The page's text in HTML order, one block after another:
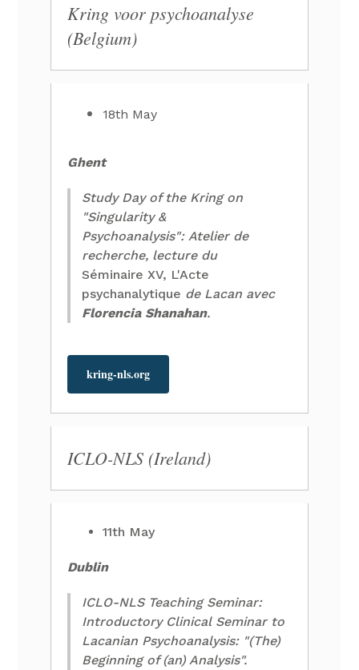
Kring voor psychoanalyse
(Belgium)
18th May
Ghent
Study Day of the Kring on
"Singularity &
Psychoanalysis": Atelier de
recherche, lecture du
Séminaire XV, L'Acte
psychanalytique de Lacan avec
Florencia Shanahan.
kring-nls.org
ICLO-NLS (Ireland)
11th May
Dublin
ICLO-NLS Teaching Seminar:
Introductory Clinical Seminar to
Lacanian Psychoanalysis: "(The)
Beginning of (an) Analysis".